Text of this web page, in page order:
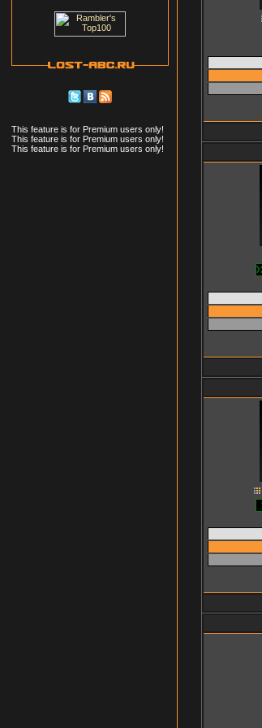
This feature is for Premium users only!
This feature is for Premium users only!
This feature is for Premium users only!